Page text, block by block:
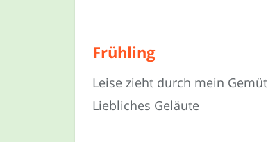
Frühling
Leise zieht durch mein Gemüt
Liebliches Geläute